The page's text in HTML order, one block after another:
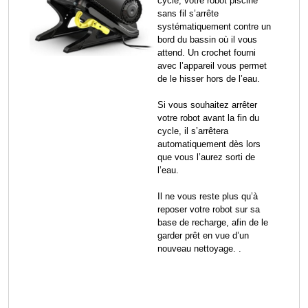
sans fil s’arrête
systématiquement contre un
bord du bassin où il vous
attend. Un crochet fourni
avec l’appareil vous permet
de le hisser hors de l’eau.
Si vous souhaitez arrêter
votre robot avant la fin du
cycle, il s’arrêtera
automatiquement dès lors
que vous l’aurez sorti de
l’eau.
Il ne vous reste plus qu’à
reposer votre robot sur sa
base de recharge, afin de le
garder prêt en vue d’un
nouveau nettoyage. .